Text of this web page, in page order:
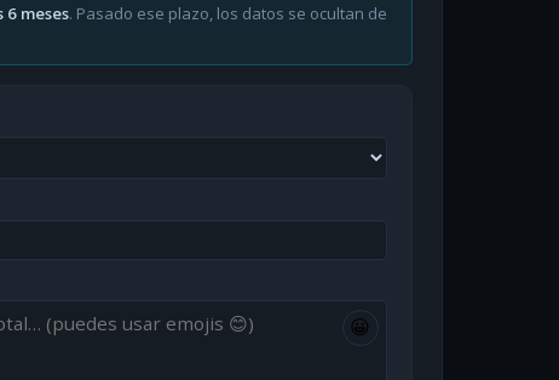
meses. Pasado ese plazo, los datos se ocultan de
😀